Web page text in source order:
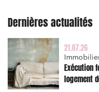
Dernières actualités
21.07.26
Exécution
logement
Banque finance et
J'ai lu et